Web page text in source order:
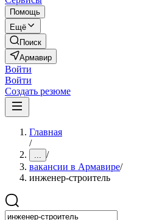
Помощь
Ещё
Поиск
Армавир
Войти
Войти
Создать резюме
Главная
/
... /
вакансии в Армавире/
инженер-строитель